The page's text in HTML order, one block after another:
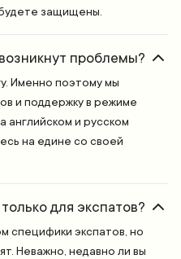
защищены.
проблемы?
Именно поэтому мы
и поддержку в режиме
английском и русском
на едине со своей
для экспатов?
специфики экспатов, но
Неважно, недавно ли вы